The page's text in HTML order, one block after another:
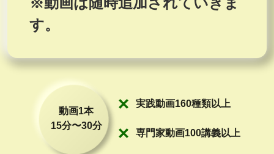
す。
動画1本
15分〜30分
実践動画160種類以上
専門家動画100講義以上